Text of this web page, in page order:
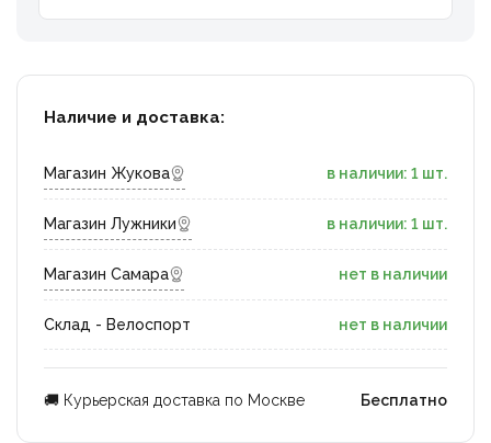
Наличие и доставка:
Магазин Жукова в наличии: 1 шт.
Магазин Лужники в наличии: 1 шт.
Магазин Самара нет в наличии
Склад - Велоспорт нет в наличии
🚚 Курьерская доставка по Москве Бесплатно